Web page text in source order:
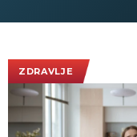
ZDRAVLJE